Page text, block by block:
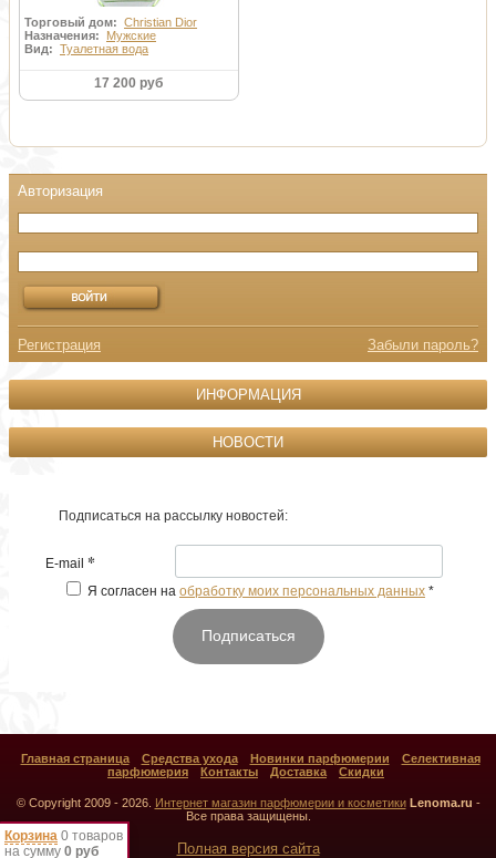
Торговый дом: Christian Dior
Назначения: Мужские
Вид: Туалетная вода
17 200 руб
Корзина 0 товаров
на сумму 0 руб
Регистрация Забыли пароль?
ИНФОРМАЦИЯ
НОВОСТИ
Подписаться на рассылку новостей:
E-mail *
Я согласен на обработку моих персональных данных *
Подписаться
Главная страница Средства ухода Новинки парфюмерии
Селективная
парфюмерия
Контакты Доставка Скидки
© Copyright 2009 - 2026. Интернет магазин парфюмерии и косметики Lenoma.ru -
Все права защищены.
Полная версия сайта